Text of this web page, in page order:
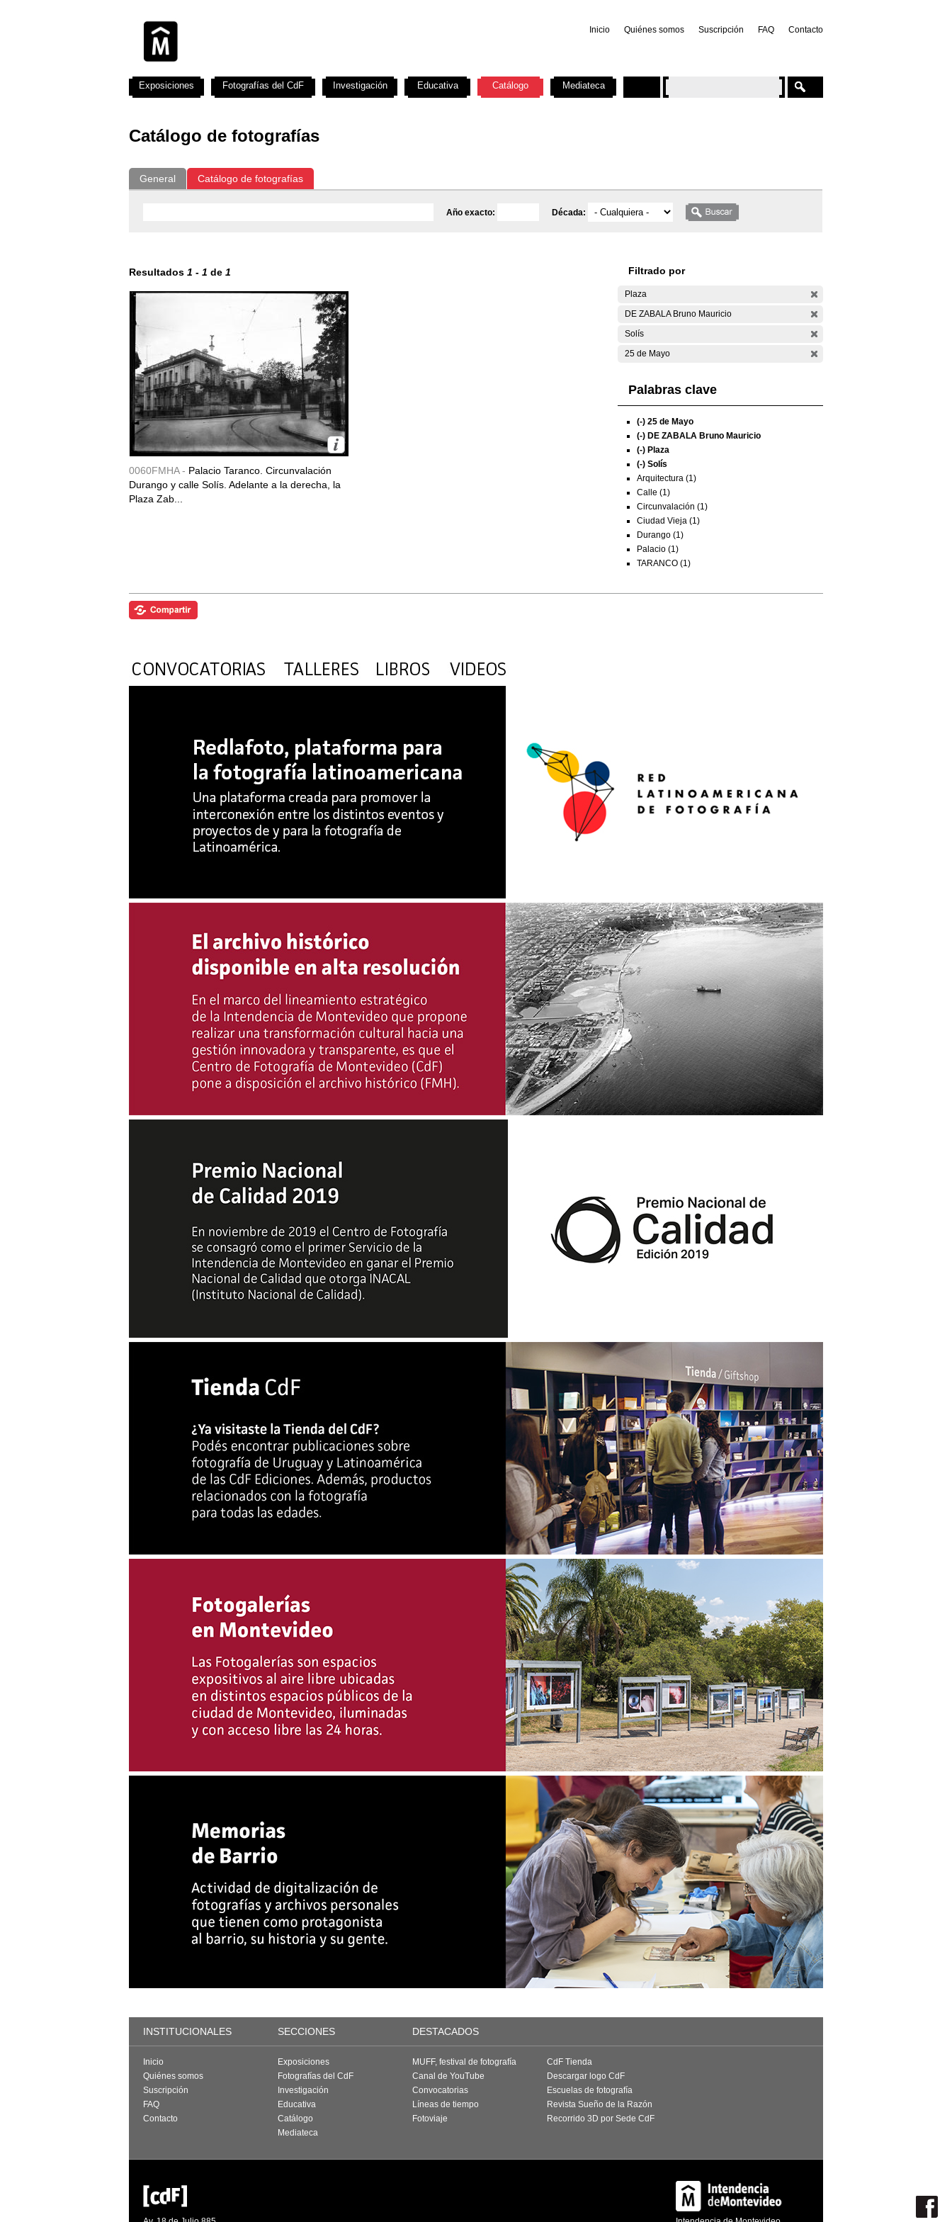
Inicio Quiénes somos Suscripción FAQ Contacto
Catálogo de fotografías
General Catálogo de fotografías
Año exacto: Década:
Resultados 1 - 1 de 1
0060FMHA - Palacio Taranco. Circunvalación
Durango y calle Solís. Adelante a la derecha, la
Plaza Zab...
Filtrado por
Plaza
DE ZABALA Bruno Mauricio
Solís
25 de Mayo
Palabras clave
(-) 25 de Mayo
(-) DE ZABALA Bruno Mauricio
(-) Plaza
(-) Solís
Arquitectura (1)
Calle (1)
Circunvalación (1)
Ciudad Vieja (1)
Durango (1)
Palacio (1)
TARANCO (1)
Exposiciones Fotografías del CdF Investigación Educativa Catálogo Mediateca
INSTITUCIONALES SECCIONES DESTACADOS
Inicio
Quiénes somos
Suscripción
FAQ
Contacto
Exposiciones
Fotografías del CdF
Investigación
Educativa
Catálogo
Mediateca
MUFF, festival de fotografía
Canal de YouTube
Convocatorias
Líneas de tiempo
Fotoviaje
CdF Tienda
Descargar logo CdF
Escuelas de fotografía
Revista Sueño de la Razón
Recorrido 3D por Sede CdF